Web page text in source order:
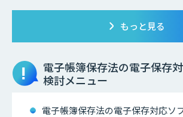
もっと見る
電子帳簿保存法の電子保存
検討メニュー
電子帳簿保存法の電子保存対応ソ